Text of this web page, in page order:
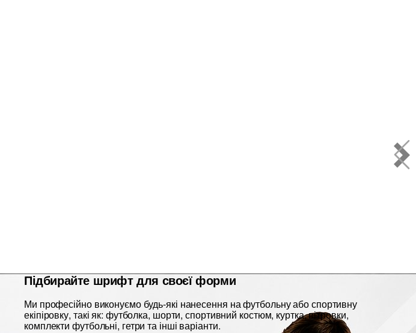
Підбирайте шрифт для своєї форми
Ми професійно виконуємо будь-які нанесення на футбольну або спортивну
екіпіровку, такі як: футболка, шорти, спортивний костюм, куртка, вітровки,
комплекти футбольні, гетри та інші варіанти.